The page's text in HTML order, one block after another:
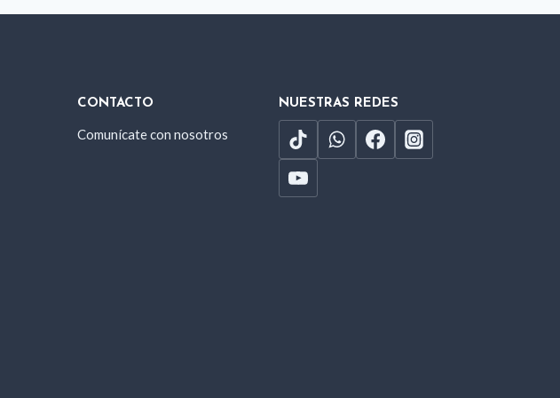
CONTACTO
Comunícate con nosotros
NUESTRAS REDES